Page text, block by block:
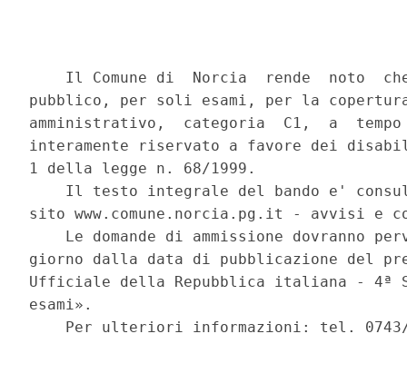
Il Comune di  Norcia  rende  noto
pubblico, per soli esami, per la
amministrativo,  categoria  C1,  a
interamente riservato a favore dei
1 della legge n. 68/1999.
Il testo integrale del bando e'
sito www.comune.norcia.pg.it - avvisi e
Le domande di ammissione dovranno
giorno dalla data di pubblicazione del
Ufficiale della Repubblica italiana - 4ª
esami».
Per ulteriori informazioni: tel.